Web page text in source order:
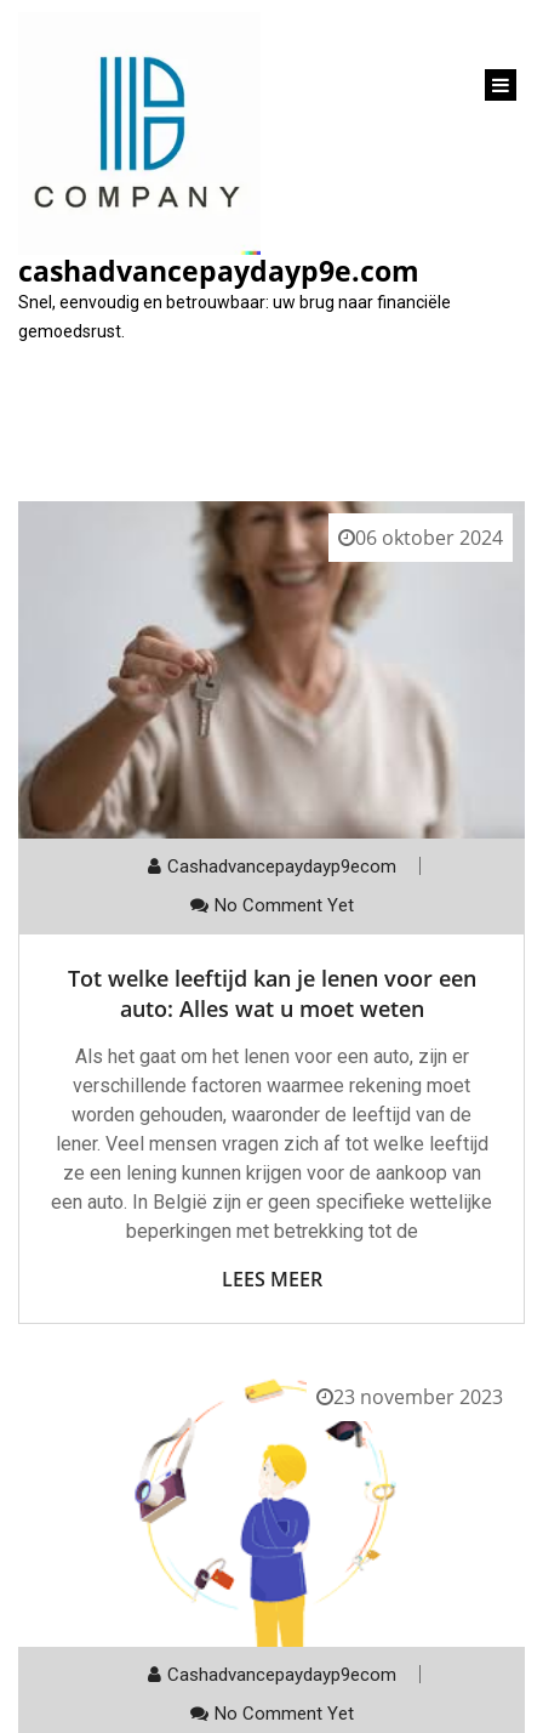
cashadvancepaydayp9e.com
Snel, eenvoudig en betrouwbaar: uw brug naar financiële
gemoedsrust.
Tag:
06 oktober 2024
Cashadvancepaydayp9ecom
No Comment Yet
Tot welke leeftijd kan je lenen voor een
auto: Alles wat u moet weten
Als het gaat om het lenen voor een auto, zijn er
verschillende factoren waarmee rekening moet
worden gehouden, waaronder de leeftijd van de
lener. Veel mensen vragen zich af tot welke leeftijd
ze een lening kunnen krijgen voor de aankoop van
een auto. In België zijn er geen specifieke wettelijke
beperkingen met betrekking tot de
LEES MEER
23 november 2023
Cashadvancepaydayp9ecom
No Comment Yet